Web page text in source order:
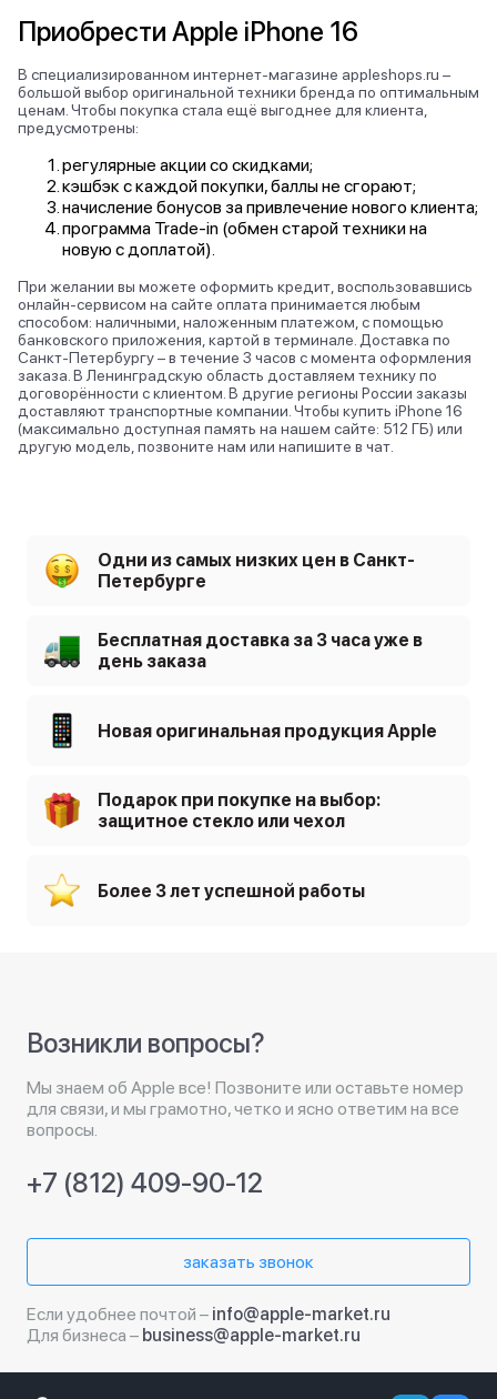
Приобрести Apple iPhone 16
В специализированном интернет-магазине appleshops.ru –
большой выбор оригинальной техники бренда по оптимальным
ценам. Чтобы покупка стала ещё выгоднее для клиента,
предусмотрены:
регулярные акции со скидками;
кэшбэк с каждой покупки, баллы не сгорают;
начисление бонусов за привлечение нового клиента;
программа Trade-in (обмен старой техники на
новую с доплатой).
При желании вы можете оформить кредит, воспользовавшись
онлайн-сервисом на сайте оплата принимается любым
способом: наличными, наложенным платежом, с помощью
банковского приложения, картой в терминале. Доставка по
Санкт-Петербургу – в течение 3 часов с момента оформления
заказа. В Ленинградскую область доставляем технику по
договорённости с клиентом. В другие регионы России заказы
доставляют транспортные компании. Чтобы купить iPhone 16
(максимально доступная память на нашем сайте: 512 ГБ) или
другую модель, позвоните нам или напишите в чат.
Одни из самых низких цен в Санкт-
Петербурге
Бесплатная доставка за 3 часа уже в
день заказа
Новая оригинальная продукция Apple
Подарок при покупке на выбор:
защитное стекло или чехол
Более 3 лет успешной работы
Возникли вопросы?
Мы знаем об Apple все! Позвоните или оставьте номер
для связи, и мы грамотно, четко и ясно ответим на все
вопросы.
+7 (812) 409-90-12
заказать звонок
Если удобнее почтой – info@apple-market.ru
Для бизнеса – business@apple-market.ru